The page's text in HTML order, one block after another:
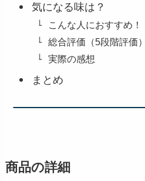
気になる味は？
こんな人におすすめ！
総合評価（5段階評価）
実際の感想
まとめ
商品の詳細